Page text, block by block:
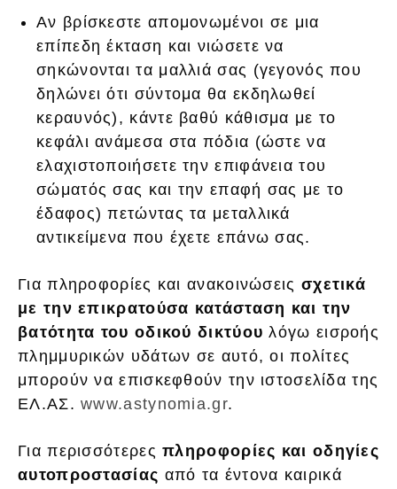
Αν βρίσκεστε απομονωμένοι σε μια
επίπεδη έκταση και νιώσετε να
σηκώνονται τα μαλλιά σας (γεγονός που
δηλώνει ότι σύντομα θα εκδηλωθεί
κεραυνός), κάντε βαθύ κάθισμα με το
κεφάλι ανάμεσα στα πόδια (ώστε να
ελαχιστοποιήσετε την επιφάνεια του
σώματός σας και την επαφή σας με το
έδαφος) πετώντας τα μεταλλικά
αντικείμενα που έχετε επάνω σας.
Για πληροφορίες και ανακοινώσεις σχετικά
με την επικρατούσα κατάσταση και την
βατότητα του οδικού δικτύου λόγω εισροής
πλημμυρικών υδάτων σε αυτό, οι πολίτες
μπορούν να επισκεφθούν την ιστοσελίδα της
ΕΛ.ΑΣ.www.astynomia.gr.
Για περισσότερεςπληροφορίες και οδηγίες
αυτοπροστασίας από τα έντονα καιρικά